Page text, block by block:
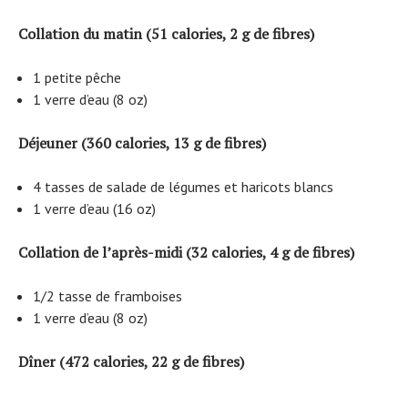
Collation du matin (51 calories, 2 g de fibres)
1 petite pêche
1 verre d’eau (8 oz)
Déjeuner (360 calories, 13 g de fibres)
4 tasses de salade de légumes et haricots blancs
1 verre d’eau (16 oz)
Collation de l’après-midi (32 calories, 4 g de fibres)
1/2 tasse de framboises
1 verre d’eau (8 oz)
Dîner (472 calories, 22 g de fibres)